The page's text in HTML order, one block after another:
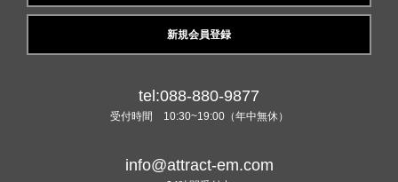
新規会員登録
tel:088-880-9877
受付時間 10:30~19:00（年中無休）
info@attract-em.com